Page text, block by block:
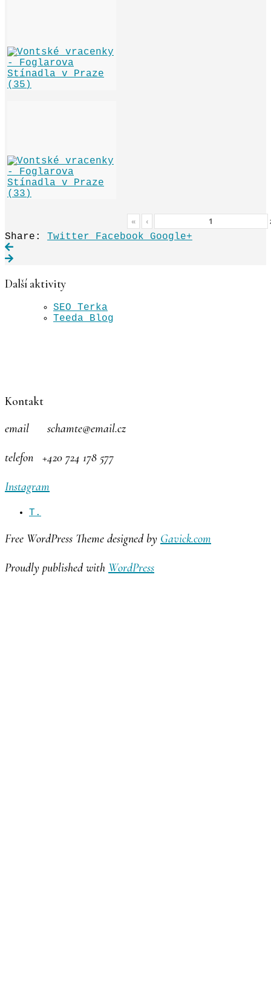
« ‹
Share: Twitter Facebook Google+
Další aktivity
SEO Terka
Teeda Blog
Kontakt
email schamte@email.cz
telefon +420 724 178 577
Instagram
T.
Free WordPress Theme designed by Gavick.com
Proudly published with WordPress